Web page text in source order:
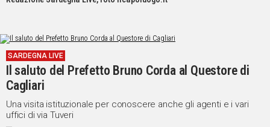
SARDEGNA LIVE
Il saluto del Prefetto Bruno Corda al Questore di
Cagliari
Una visita istituzionale per conoscere anche gli agenti e i vari
uffici di via Tuveri